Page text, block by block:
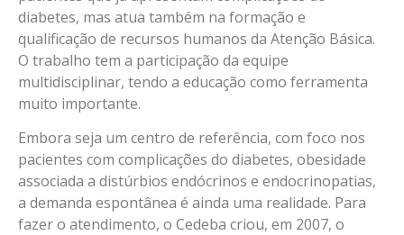
diabetes, mas atua também na formação e
qualificação de recursos humanos da Atenção Básica.
O trabalho tem a participação da equipe
multidisciplinar, tendo a educação como ferramenta
muito importante.
Embora seja um centro de referência, com foco nos
pacientes com complicações do diabetes, obesidade
associada a distúrbios endócrinos e endocrinopatias,
a demanda espontânea é ainda uma realidade. Para
fazer o atendimento, o Cedeba criou, em 2007, o